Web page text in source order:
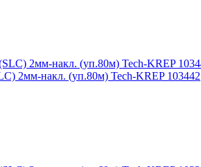
2мм-накл. (уп.80м) Tech-KREP 103442